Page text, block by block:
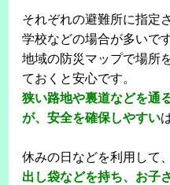
それぞれの避難所に指定
学校などの場合が多いです
地域の防災マップで場所
ておくと安心です。
狭い路地や裏道などを通
が、安全を確保しやすい
休みの日などを利用して、
出し袋などを持ち、お子